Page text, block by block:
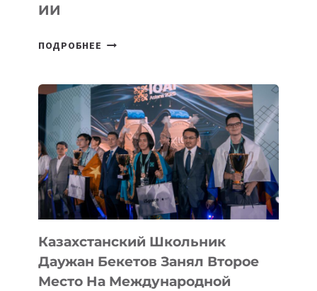
ИИ
ПОДРОБНЕЕ СБОРНАЯ
В
ИСТОРИИ
ЗАВОЕВАЛА
МЕДАЛЬ
НА
МЕЖДУНАРОДНОЙ
ОЛИМПИАДЕ
ПО
ИИ
Казахстанский Школьник
Даужан Бекетов Занял Второе
Место На Международной